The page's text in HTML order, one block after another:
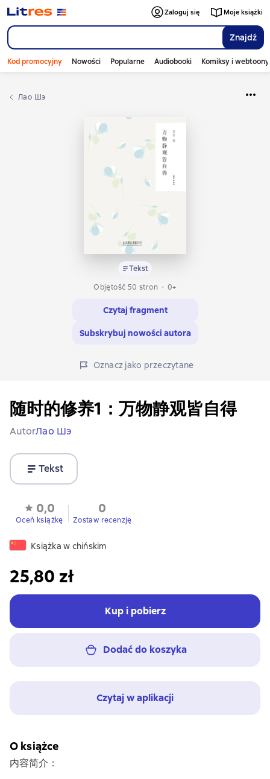
Znajdź
Zaloguj się Moje książki
Kod promocyjny Nowości Popularne Audiobooki Komiksy i webtoony
Лао Шэ
Tekst
Objętość 50 stron
0+
Czytaj fragment
Subskrybuj nowości autora
Oznacz jako przeczytane
随时的修养1：万物静观皆自得
AutorЛао Шэ
Tekst
0,0
Oceń książkę
0
Zostaw recenzję
Książka w chińskim
25,80 zł
Kup i pobierz
Dodać do koszyka
Czytaj w aplikacji
O książce
内容简介：